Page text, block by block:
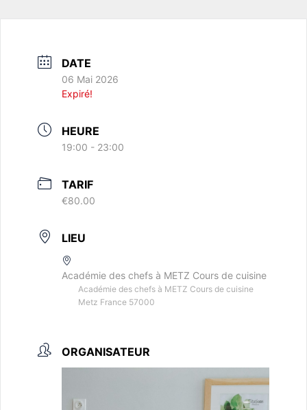
DATE
06 Mai 2026
Expiré!
HEURE
19:00 - 23:00
TARIF
€80.00
LIEU
Académie des chefs à METZ Cours de cuisine
Académie des chefs à METZ Cours de cuisine
Metz France 57000
ORGANISATEUR